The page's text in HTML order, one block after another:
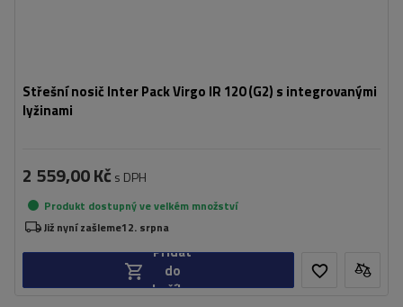
Střešní nosič Inter Pack Virgo IR 120 (G2) s integrovanými
lyžinami
2 559,00 Kč s DPH
Produkt dostupný ve velkém množství
Již nyní zašleme12. srpna
Přidat
do
košíku